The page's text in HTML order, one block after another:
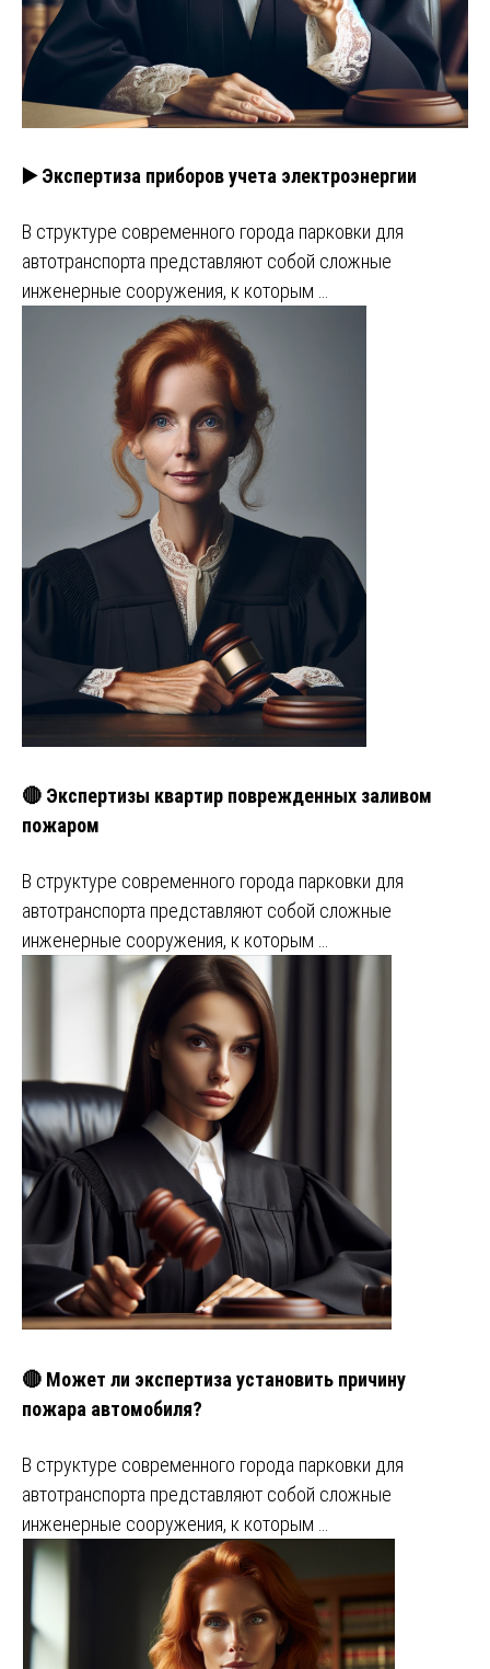
▶️ Экспертиза приборов учета электроэнергии
В структуре современного города парковки для
автотранспорта представляют собой сложные
инженерные сооружения, к которым …
🔴 Экспертизы квартир поврежденных заливом
пожаром
В структуре современного города парковки для
автотранспорта представляют собой сложные
инженерные сооружения, к которым …
🔴 Может ли экспертиза установить причину
пожара автомобиля?
В структуре современного города парковки для
автотранспорта представляют собой сложные
инженерные сооружения, к которым …